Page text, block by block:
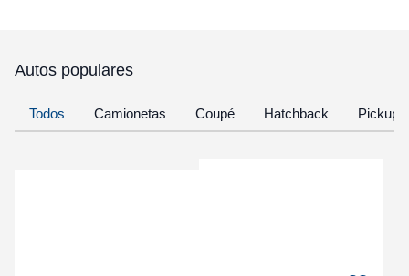
Autos populares
Todos Camionetas Coupé Hatchback Pickup